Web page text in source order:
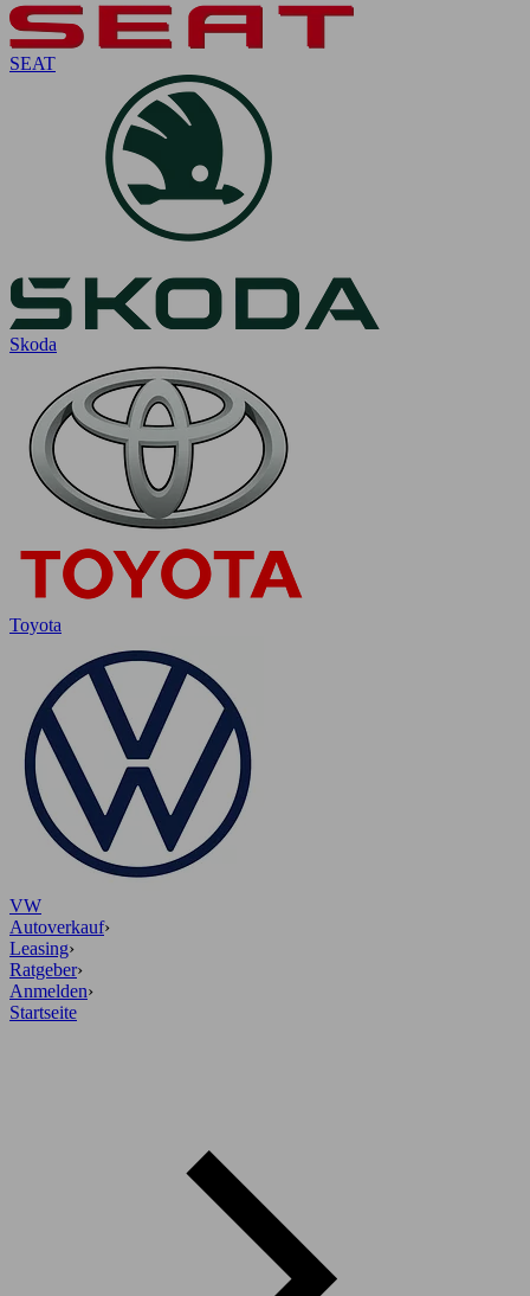
SEAT
Skoda
Toyota
VW
Autoverkauf›
Leasing›
Ratgeber›
Anmelden›
Startseite